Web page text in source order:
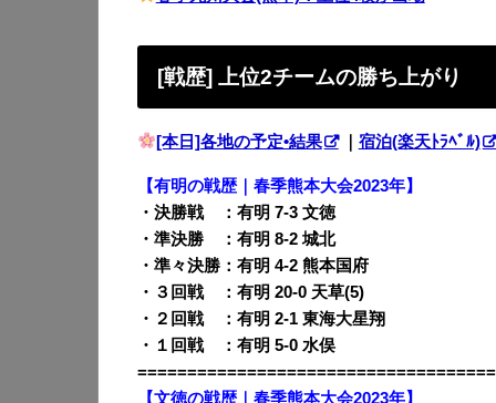
[戦歴] 上位2チームの勝ち上がり
[本日]各地の予定•結果 宿泊(楽天ﾄﾗﾍﾞﾙ)
【有明の戦歴｜春季熊本大会2023年】
・決勝戦 ：有明 7-3 文徳
・準決勝 ：有明 8-2 城北
・準々決勝：有明 4-2 熊本国府
・３回戦 ：有明 20-0 天草(5)
・２回戦 ：有明 2-1 東海大星翔
・１回戦 ：有明 5-0 水俣
【文徳の戦歴｜春季熊本大会2023年】